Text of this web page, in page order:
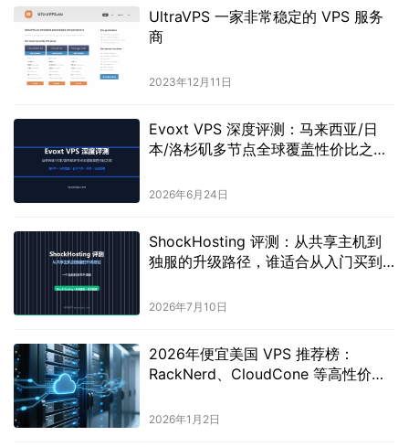
UltraVPS 一家非常稳定的 VPS 服务
商
2023年12月11日
Evoxt VPS 深度评测：马来西亚/日
本/洛杉矶多节点全球覆盖性价比之选
2026年6月24日
ShockHosting 评测：从共享主机到
独服的升级路径，谁适合从入门买到
2026年7月10日
2026年便宜美国 VPS 推荐榜：
RackNerd、CloudCone 等高性价比
2026年1月2日